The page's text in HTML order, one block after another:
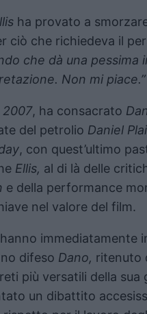
ha provato a
ciò che richiedeva il
che dà una
Non mi piace.”
2007, ha consacrato
del petrolio Daniel
, con quest’ultimo
Ellis, al di là delle
e della performance
nel valore del film.
hanno immediatamente
difeso Dano, ritenuto
più versatili della sua
un dibattito